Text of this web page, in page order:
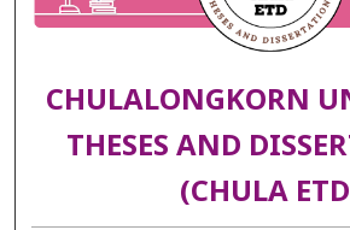
CHULALONGKORN
THESES AND
(CHULA